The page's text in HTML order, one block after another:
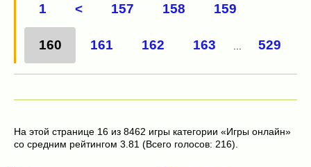
1 < 157 158 159
160 161 162 163 529
На этой странице 16 из 8462 игры категории «Игры онлайн»
со средним рейтингом 3.81 (Всего голосов: 216).